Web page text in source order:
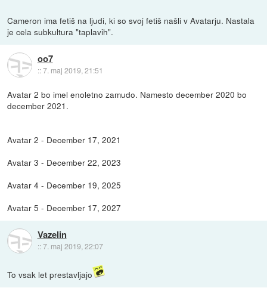
Cameron ima fetiš na ljudi, ki so svoj fetiš našli v Avatarju. Nastala
je cela subkultura "taplavih".
oo7
::7. maj 2019, 21:51
Avatar 2 bo imel enoletno zamudo. Namesto december 2020 bo
december 2021.
Avatar 2 - December 17, 2021
Avatar 3 - December 22, 2023
Avatar 4 - December 19, 2025
Avatar 5 - December 17, 2027
Vazelin
::7. maj 2019, 22:07
To vsak let prestavljajo